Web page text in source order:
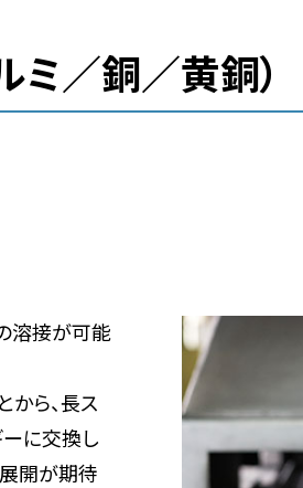
ミ／銅／黄銅）
溶接が可能
ら、長ス
に交換し
開が期待